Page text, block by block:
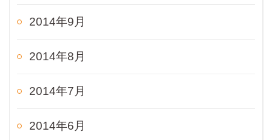
2014年9月
2014年8月
2014年7月
2014年6月